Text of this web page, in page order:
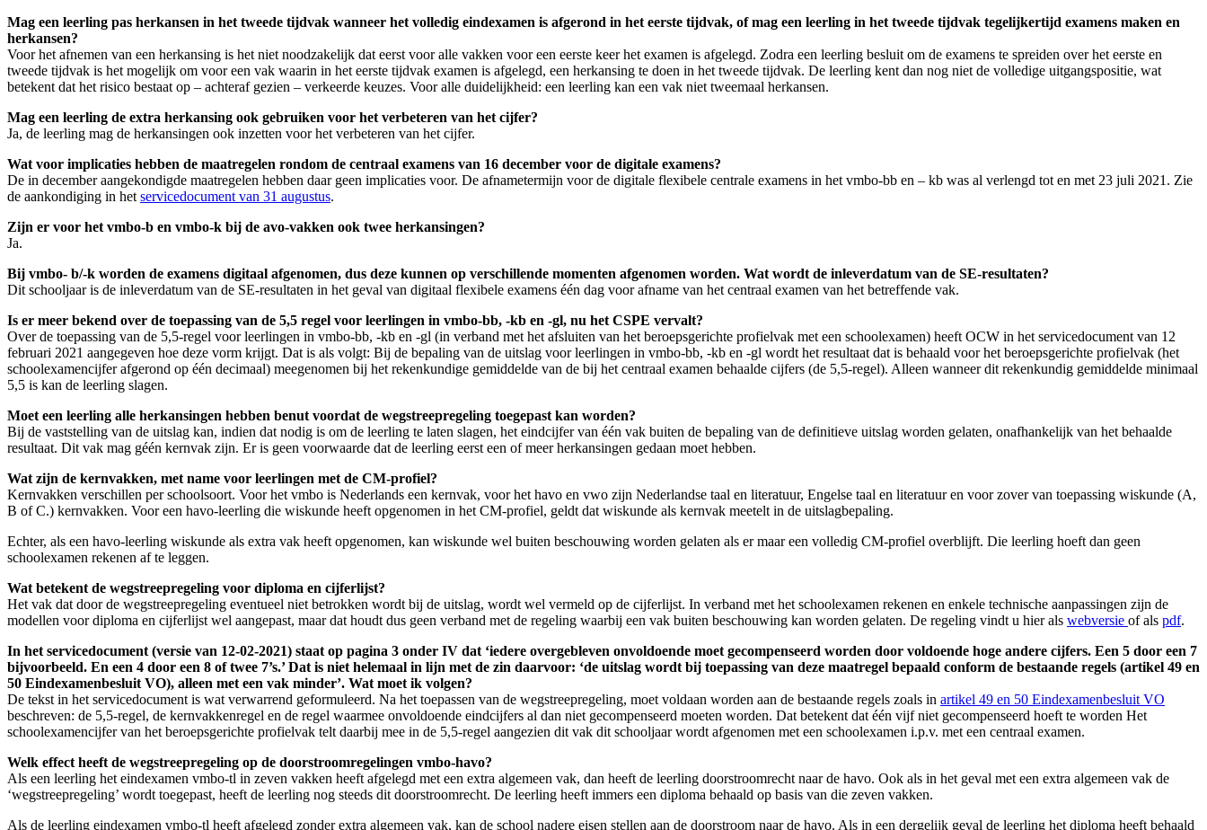
Mag een leerling pas herkansen in het tweede tijdvak wanneer het volledig eindexamen is afgerond in het eerste tijdvak, of mag een leerling in het tweede tijdvak tegelijkertijd examens maken en
herkansen?
Voor het afnemen van een herkansing is het niet noodzakelijk dat eerst voor alle vakken voor een eerste keer het examen is afgelegd. Zodra een leerling besluit om de examens te spreiden over het eerste en
tweede tijdvak is het mogelijk om voor een vak waarin in het eerste tijdvak examen is afgelegd, een herkansing te doen in het tweede tijdvak. De leerling kent dan nog niet de volledige uitgangspositie, wat
betekent dat het risico bestaat op – achteraf gezien – verkeerde keuzes. Voor alle duidelijkheid: een leerling kan een vak niet tweemaal herkansen.
Mag een leerling de extra herkansing ook gebruiken voor het verbeteren van het cijfer?
Ja, de leerling mag de herkansingen ook inzetten voor het verbeteren van het cijfer.
Wat voor implicaties hebben de maatregelen rondom de centraal examens van 16 december voor de digitale examens?
De in december aangekondigde maatregelen hebben daar geen implicaties voor. De afnametermijn voor de digitale flexibele centrale examens in het vmbo-bb en – kb was al verlengd tot en met 23 juli 2021. Zie
de aankondiging in het servicedocument van 31 augustus.
Zijn er voor het vmbo-b en vmbo-k bij de avo-vakken ook twee herkansingen?
Ja.
Bij vmbo- b/-k worden de examens digitaal afgenomen, dus deze kunnen op verschillende momenten afgenomen worden. Wat wordt de inleverdatum van de SE-resultaten?
Dit schooljaar is de inleverdatum van de SE-resultaten in het geval van digitaal flexibele examens één dag voor afname van het centraal examen van het betreffende vak.
Is er meer bekend over de toepassing van de 5,5 regel voor leerlingen in vmbo-bb, -kb en -gl, nu het CSPE vervalt?
Over de toepassing van de 5,5-regel voor leerlingen in vmbo-bb, -kb en -gl (in verband met het afsluiten van het beroepsgerichte profielvak met een schoolexamen) heeft OCW in het servicedocument van 12
februari 2021 aangegeven hoe deze vorm krijgt. Dat is als volgt: Bij de bepaling van de uitslag voor leerlingen in vmbo-bb, -kb en -gl wordt het resultaat dat is behaald voor het beroepsgerichte profielvak (het
schoolexamencijfer afgerond op één decimaal) meegenomen bij het rekenkundige gemiddelde van de bij het centraal examen behaalde cijfers (de 5,5-regel). Alleen wanneer dit rekenkundig gemiddelde minimaal
5,5 is kan de leerling slagen.
Moet een leerling alle herkansingen hebben benut voordat de wegstreepregeling toegepast kan worden?
Bij de vaststelling van de uitslag kan, indien dat nodig is om de leerling te laten slagen, het eindcijfer van één vak buiten de bepaling van de definitieve uitslag worden gelaten, onafhankelijk van het behaalde
resultaat. Dit vak mag géén kernvak zijn. Er is geen voorwaarde dat de leerling eerst een of meer herkansingen gedaan moet hebben.
Wat zijn de kernvakken, met name voor leerlingen met de CM-profiel?
Kernvakken verschillen per schoolsoort. Voor het vmbo is Nederlands een kernvak, voor het havo en vwo zijn Nederlandse taal en literatuur, Engelse taal en literatuur en voor zover van toepassing wiskunde (A,
B of C.) kernvakken. Voor een havo-leerling die wiskunde heeft opgenomen in het CM-profiel, geldt dat wiskunde als kernvak meetelt in de uitslagbepaling.
Echter, als een havo-leerling wiskunde als extra vak heeft opgenomen, kan wiskunde wel buiten beschouwing worden gelaten als er maar een volledig CM-profiel overblijft. Die leerling hoeft dan geen
schoolexamen rekenen af te leggen.
Wat betekent de wegstreepregeling voor diploma en cijferlijst?
Het vak dat door de wegstreepregeling eventueel niet betrokken wordt bij de uitslag, wordt wel vermeld op de cijferlijst. In verband met het schoolexamen rekenen en enkele technische aanpassingen zijn de
modellen voor diploma en cijferlijst wel aangepast, maar dat houdt dus geen verband met de regeling waarbij een vak buiten beschouwing kan worden gelaten. De regeling vindt u hier als webversie of als pdf.
In het servicedocument (versie van 12-02-2021) staat op pagina 3 onder IV dat ‘iedere overgebleven onvoldoende moet gecompenseerd worden door voldoende hoge andere cijfers. Een 5 door een 7
bijvoorbeeld. En een 4 door een 8 of twee 7’s.’ Dat is niet helemaal in lijn met de zin daarvoor: ‘de uitslag wordt bij toepassing van deze maatregel bepaald conform de bestaande regels (artikel 49 en
50 Eindexamenbesluit VO), alleen met een vak minder’. Wat moet ik volgen?
De tekst in het servicedocument is wat verwarrend geformuleerd. Na het toepassen van de wegstreepregeling, moet voldaan worden aan de bestaande regels zoals in artikel 49 en 50 Eindexamenbesluit VO
beschreven: de 5,5-regel, de kernvakkenregel en de regel waarmee onvoldoende eindcijfers al dan niet gecompenseerd moeten worden. Dat betekent dat één vijf niet gecompenseerd hoeft te worden Het
schoolexamencijfer van het beroepsgerichte profielvak telt daarbij mee in de 5,5-regel aangezien dit vak dit schooljaar wordt afgenomen met een schoolexamen i.p.v. met een centraal examen.
Welk effect heeft de wegstreepregeling op de doorstroomregelingen vmbo-havo?
Als een leerling het eindexamen vmbo-tl in zeven vakken heeft afgelegd met een extra algemeen vak, dan heeft de leerling doorstroomrecht naar de havo. Ook als in het geval met een extra algemeen vak de
‘wegstreepregeling’ wordt toegepast, heeft de leerling nog steeds dit doorstroomrecht. De leerling heeft immers een diploma behaald op basis van die zeven vakken.
Als de leerling eindexamen vmbo-tl heeft afgelegd zonder extra algemeen vak, kan de school nadere eisen stellen aan de doorstroom naar de havo. Als in een dergelijk geval de leerling het diploma heeft behaald